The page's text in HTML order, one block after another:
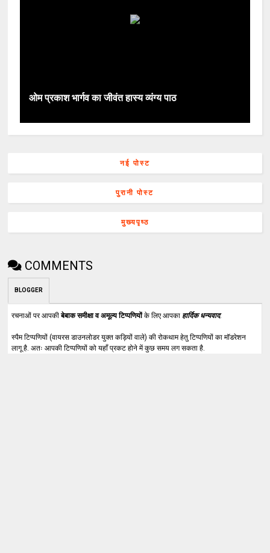
ओम प्रकाश भार्गव का जीवंत हास्य व्यंग्य पाठ
नई पोस्ट
पुरानी पोस्ट
मुख्यपृष्ठ
COMMENTS
BLOGGER
रचनाओं पर आपकीबेबाक समीक्षा व अमूल्य टिप्पणियोंके लिए आपका हार्दिक धन्यवाद.
स्पैम टिप्पणियों (वायरस डाउनलोडर युक्त कड़ियों वाले) की रोकथाम हेतु टिप्पणियों का मॉडरेशन
लागू है. अतः आपकी टिप्पणियों को यहाँ प्रकट होने में कुछ समय लग सकता है.